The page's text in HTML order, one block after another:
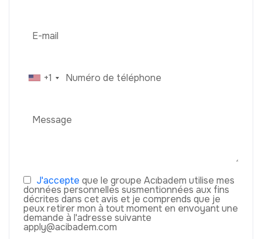
+1
J'accepte que le groupe Acıbadem utilise mes
données personnelles susmentionnées aux fins
décrites dans cet avis et je comprends que je
peux retirer mon à tout moment en envoyant une
demande à l'adresse suivante
apply@acibadem.com